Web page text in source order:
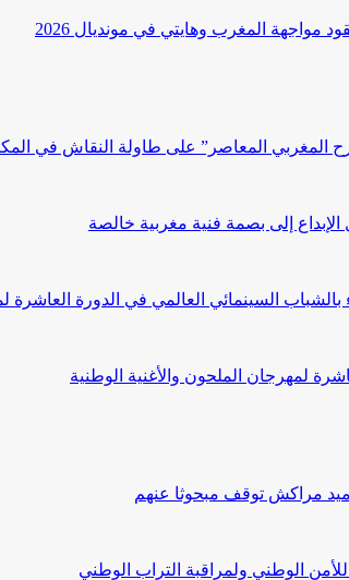
مواجهة المغرب وهايتي في مونديال 2026
المعاصر” على طاولة النقاش في
إلى بصمة فنية مغربية خالصة
بالشباب السينمائي العالمي في الدورة
لمهرجان الملحون والأغنية الوطنية
مراكش توقف مبحوثا عنهم
للأمن الوطني ولمراقبة التراب الوطني